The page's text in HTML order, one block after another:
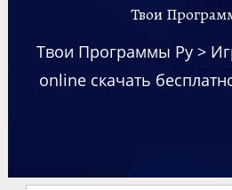
Твои
Твои Программы Ру>
online скачать